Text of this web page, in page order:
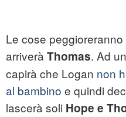
Le cose
arriverà Thomas. Ad
capirà che Logan non
al bambino e quindi
lascerà soli Hope e